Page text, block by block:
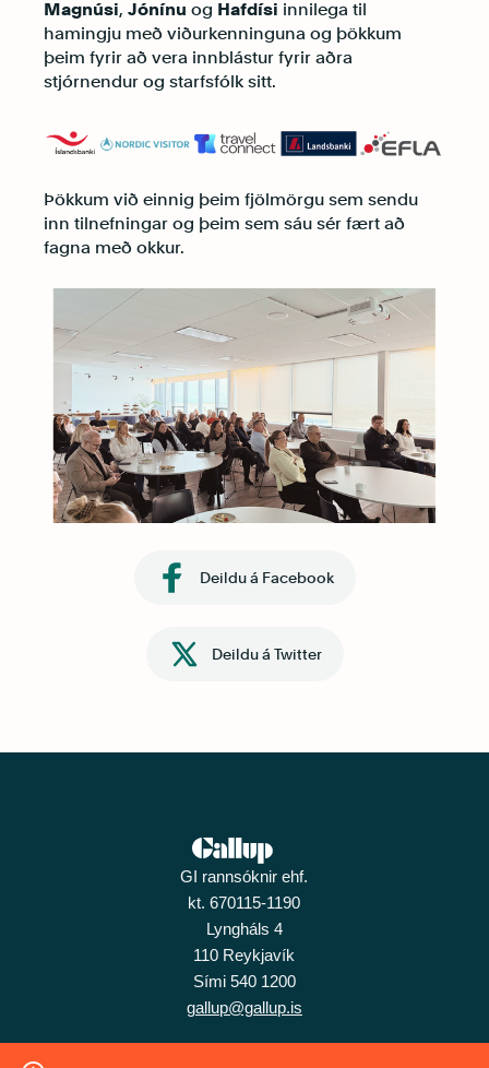
Magnúsi, Jónínu og Hafdísi innilega til
hamingju með viðurkenninguna og þökkum
þeim fyrir að vera innblástur fyrir aðra
stjórnendur og starfsfólk sitt.
Þökkum við einnig þeim fjölmörgu sem sendu
inn tilnefningar og þeim sem sáu sér fært að
fagna með okkur.
Deildu á Facebook
Deildu á Twitter
GI rannsóknir ehf.
kt. 670115-1190
Lyngháls 4
110 Reykjavík
Sími 540 1200
gallup@gallup.is